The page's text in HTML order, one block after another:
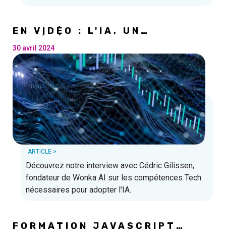
EN VIDÉO : L'IA, UN
30 avril 2024
ARTICLE >
Découvrez notre interview avec Cédric Gilissen,
fondateur de Wonka AI sur les compétences Tech
nécessaires pour adopter l'IA.
FORMATION JAVASCRIPT